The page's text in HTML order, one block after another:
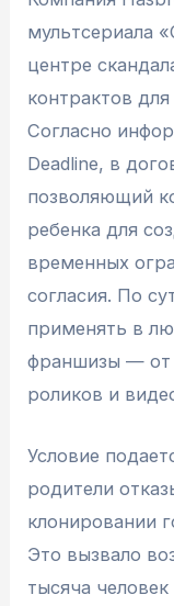
мультсериала
центре
контрактов
Согласно
Deadline, в
позволяющий
ребенка для
временных
согласия. По
применять в
франшизы — от
роликов и
Условие
родители
клонировании
Это вызвало
тысяча